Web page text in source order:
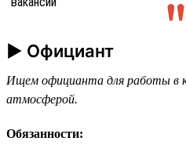
► Официант
Ищем официанта для работы в
атмосферой.
Обязанности: